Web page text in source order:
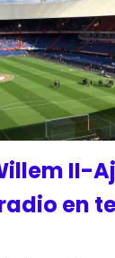
II-
en